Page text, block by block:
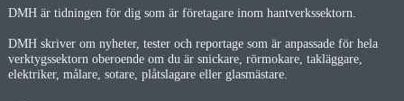
DMH är tidningen för dig som är företagare inom hantverkssektorn.
DMH skriver om nyheter, tester och reportage som är anpassade för hela
verktygssektorn oberoende om du är snickare, rörmokare, takläggare,
elektriker, målare, sotare, plåtslagare eller glasmästare.